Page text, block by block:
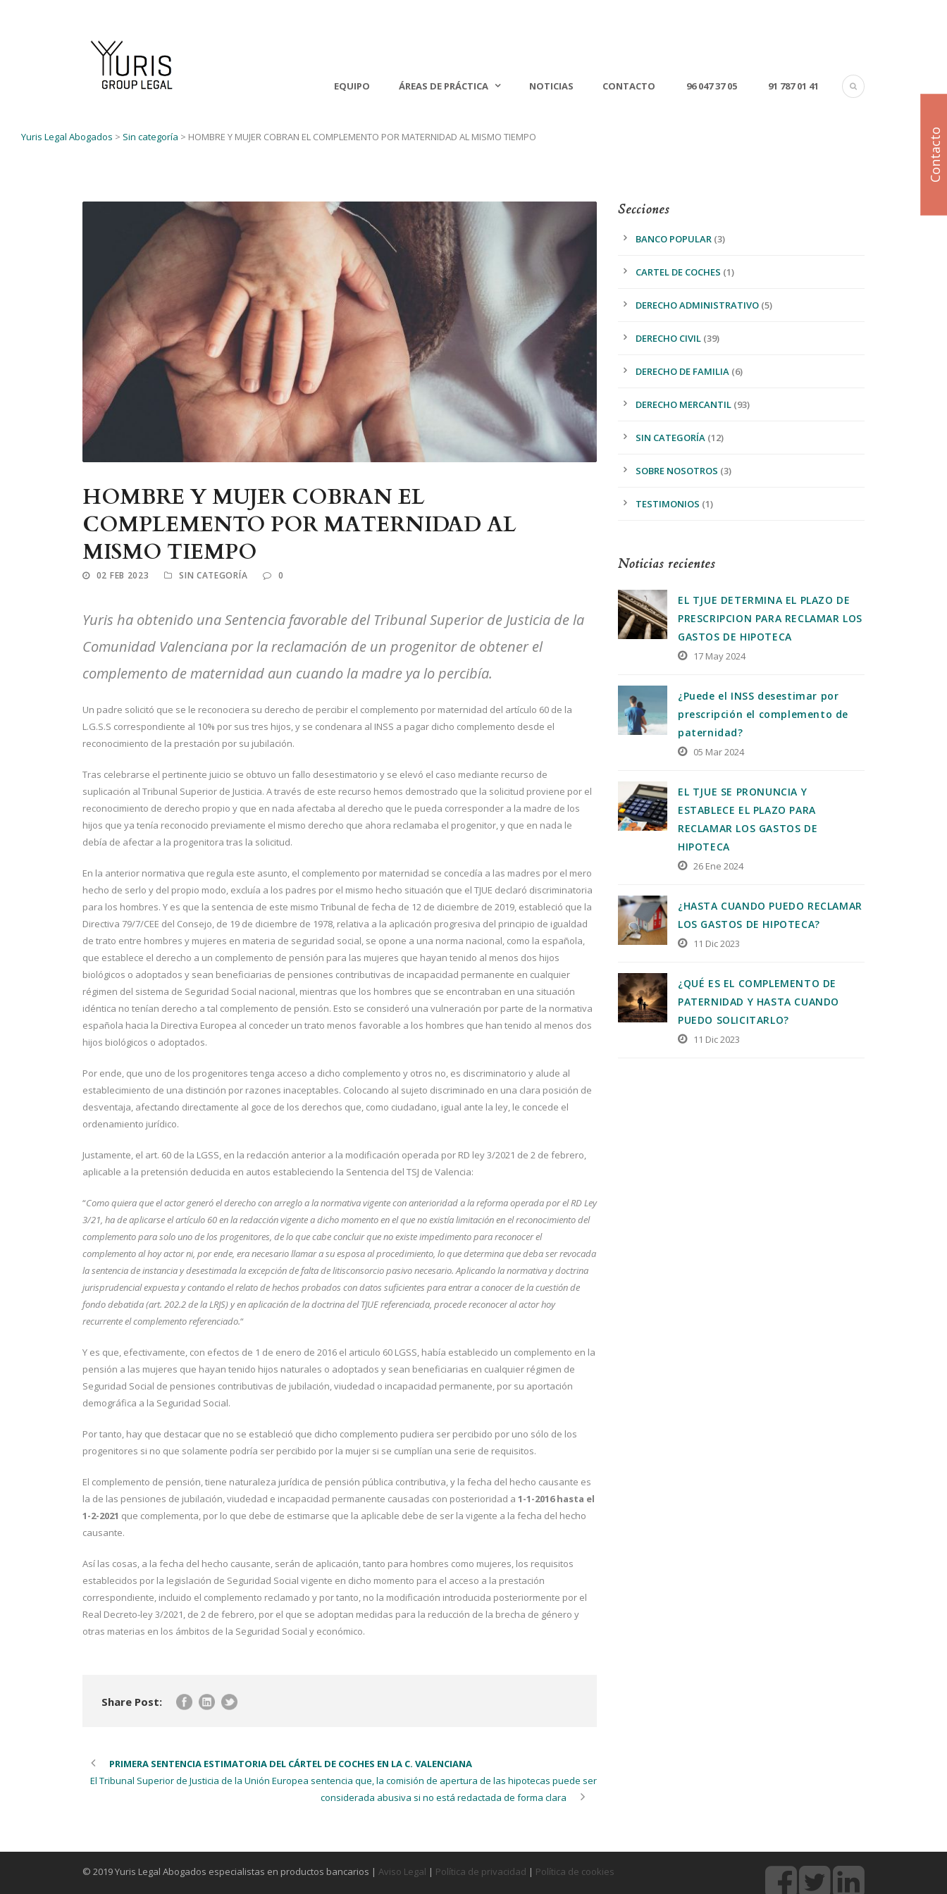
EQUIPO ÁREAS DE PRÁCTICA NOTICIAS CONTACTO 96 047 37 05 91 787 01 41
Yuris Legal Abogados > Sin categoría > HOMBRE Y MUJER COBRAN EL COMPLEMENTO POR MATERNIDAD AL MISMO TIEMPO
HOMBRE Y MUJER COBRAN EL
COMPLEMENTO POR MATERNIDAD AL
MISMO TIEMPO
02 FEB 2023 SIN CATEGORÍA 0
Yuris ha obtenido una Sentencia favorable del Tribunal Superior de Justicia de la
Comunidad Valenciana por la reclamación de un progenitor de obtener el
complemento de maternidad aun cuando la madre ya lo percibía.
Un padre solicitó que se le reconociera su derecho de percibir el complemento por maternidad del artículo 60 de la
L.G.S.S correspondiente al 10% por sus tres hijos, y se condenara al INSS a pagar dicho complemento desde el
reconocimiento de la prestación por su jubilación.
Tras celebrarse el pertinente juicio se obtuvo un fallo desestimatorio y se elevó el caso mediante recurso de
suplicación al Tribunal Superior de Justicia. A través de este recurso hemos demostrado que la solicitud proviene por el
reconocimiento de derecho propio y que en nada afectaba al derecho que le pueda corresponder a la madre de los
hijos que ya tenía reconocido previamente el mismo derecho que ahora reclamaba el progenitor, y que en nada le
debía de afectar a la progenitora tras la solicitud.
En la anterior normativa que regula este asunto, el complemento por maternidad se concedía a las madres por el mero
hecho de serlo y del propio modo, excluía a los padres por el mismo hecho situación que el TJUE declaró discriminatoria
para los hombres. Y es que la sentencia de este mismo Tribunal de fecha de 12 de diciembre de 2019, estableció que la
Directiva 79/7/CEE del Consejo, de 19 de diciembre de 1978, relativa a la aplicación progresiva del principio de igualdad
de trato entre hombres y mujeres en materia de seguridad social, se opone a una norma nacional, como la española,
que establece el derecho a un complemento de pensión para las mujeres que hayan tenido al menos dos hijos
biológicos o adoptados y sean beneficiarias de pensiones contributivas de incapacidad permanente en cualquier
régimen del sistema de Seguridad Social nacional, mientras que los hombres que se encontraban en una situación
idéntica no tenían derecho a tal complemento de pensión. Esto se consideró una vulneración por parte de la normativa
española hacia la Directiva Europea al conceder un trato menos favorable a los hombres que han tenido al menos dos
hijos biológicos o adoptados.
Por ende, que uno de los progenitores tenga acceso a dicho complemento y otros no, es discriminatorio y alude al
establecimiento de una distinción por razones inaceptables. Colocando al sujeto discriminado en una clara posición de
desventaja, afectando directamente al goce de los derechos que, como ciudadano, igual ante la ley, le concede el
ordenamiento jurídico.
Justamente, el art. 60 de la LGSS, en la redacción anterior a la modificación operada por RD ley 3/2021 de 2 de febrero,
aplicable a la pretensión deducida en autos estableciendo la Sentencia del TSJ de Valencia:
“Como quiera que el actor generó el derecho con arreglo a la normativa vigente con anterioridad a la reforma operada por el RD Ley
3/21, ha de aplicarse el artículo 60 en la redacción vigente a dicho momento en el que no existía limitación en el reconocimiento del
complemento para solo uno de los progenitores, de lo que cabe concluir que no existe impedimento para reconocer el
complemento al hoy actor ni, por ende, era necesario llamar a su esposa al procedimiento, lo que determina que deba ser revocada
la sentencia de instancia y desestimada la excepción de falta de litisconsorcio pasivo necesario. Aplicando la normativa y doctrina
jurisprudencial expuesta y contando el relato de hechos probados con datos suficientes para entrar a conocer de la cuestión de
fondo debatida (art. 202.2 de la LRJS) y en aplicación de la doctrina del TJUE referenciada, procede reconocer al actor hoy
recurrente el complemento referenciado.“
Y es que, efectivamente, con efectos de 1 de enero de 2016 el articulo 60 LGSS, había establecido un complemento en la
pensión a las mujeres que hayan tenido hijos naturales o adoptados y sean beneficiarias en cualquier régimen de
Seguridad Social de pensiones contributivas de jubilación, viudedad o incapacidad permanente, por su aportación
demográfica a la Seguridad Social.
Por tanto, hay que destacar que no se estableció que dicho complemento pudiera ser percibido por uno sólo de los
progenitores si no que solamente podría ser percibido por la mujer si se cumplían una serie de requisitos.
El complemento de pensión, tiene naturaleza jurídica de pensión pública contributiva, y la fecha del hecho causante es
la de las pensiones de jubilación, viudedad e incapacidad permanente causadas con posterioridad a 1-1-2016 hasta el
1-2-2021 que complementa, por lo que debe de estimarse que la aplicable debe de ser la vigente a la fecha del hecho
causante.
Así las cosas, a la fecha del hecho causante, serán de aplicación, tanto para hombres como mujeres, los requisitos
establecidos por la legislación de Seguridad Social vigente en dicho momento para el acceso a la prestación
correspondiente, incluido el complemento reclamado y por tanto, no la modificación introducida posteriormente por el
Real Decreto-ley 3/2021, de 2 de febrero, por el que se adoptan medidas para la reducción de la brecha de género y
otras materias en los ámbitos de la Seguridad Social y económico.
Share Post:
PRIMERA SENTENCIA ESTIMATORIA DEL CÁRTEL DE COCHES EN LA C. VALENCIANA
El Tribunal Superior de Justicia de la Unión Europea sentencia que, la comisión de apertura de las hipotecas puede ser
considerada abusiva si no está redactada de forma clara
Secciones
BANCO POPULAR (3)
CARTEL DE COCHES (1)
DERECHO ADMINISTRATIVO (5)
DERECHO CIVIL (39)
DERECHO DE FAMILIA (6)
DERECHO MERCANTIL (93)
SIN CATEGORÍA (12)
SOBRE NOSOTROS (3)
TESTIMONIOS (1)
Noticias recientes
EL TJUE DETERMINA EL PLAZO DE
PRESCRIPCION PARA RECLAMAR LOS
GASTOS DE HIPOTECA
17 May 2024
¿Puede el INSS desestimar por
prescripción el complemento de
paternidad?
05 Mar 2024
EL TJUE SE PRONUNCIA Y
ESTABLECE EL PLAZO PARA
RECLAMAR LOS GASTOS DE
HIPOTECA
26 Ene 2024
¿HASTA CUANDO PUEDO RECLAMAR
LOS GASTOS DE HIPOTECA?
11 Dic 2023
¿QUÉ ES EL COMPLEMENTO DE
PATERNIDAD Y HASTA CUANDO
PUEDO SOLICITARLO?
11 Dic 2023
© 2019 Yuris Legal Abogados especialistas en productos bancarios | Aviso Legal | Política de privacidad | Política de cookies
Contacto